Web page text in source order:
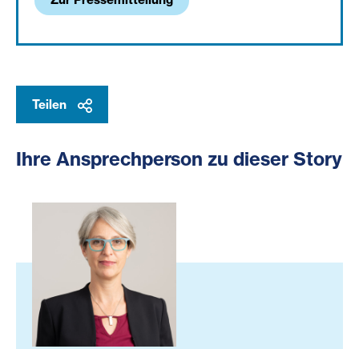
Teilen
Ihre Ansprechperson zu dieser Story